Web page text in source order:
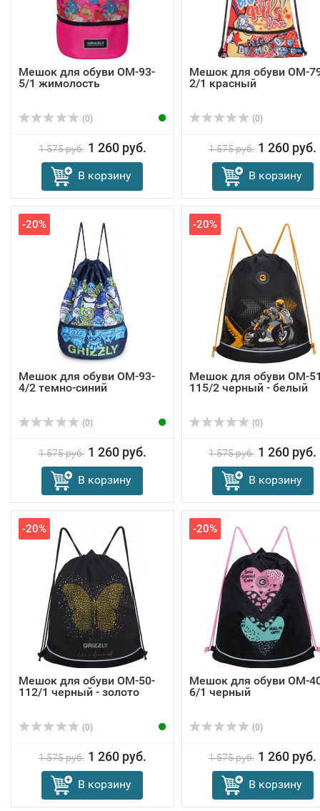
Мешок для обуви OM-93-
5/1 жимолость
(0)
1 575 руб. 1 260 руб.
В корзину
Мешок для обуви OM-
2/1 красный
(0)
1 575 руб. 1 260 руб.
В корзину
-20%
Мешок для обуви OM-93-
4/2 темно-синий
(0)
1 575 руб. 1 260 руб.
В корзину
-20%
Мешок для обуви OM-
115/2 черный - белый
(0)
1 575 руб. 1 260 руб.
В корзину
-20%
Мешок для обуви OM-50-
112/1 черный - золото
(0)
1 575 руб. 1 260 руб.
В корзину
-20%
Мешок для обуви OM-
6/1 черный
(0)
1 575 руб. 1 260 руб.
В корзину